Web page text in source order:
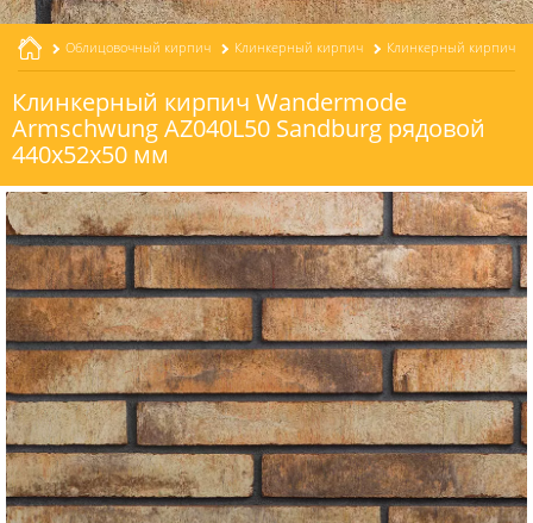
Облицовочный кирпич Клинкерный кирпич
Клинкерный кирпич Wandermode
Armschwung AZ040L50 Sandburg рядовой
440x52x50 мм